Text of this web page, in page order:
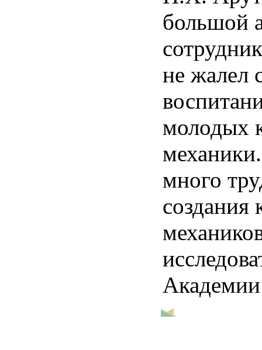
большой
не жалел
молодых
много
создания